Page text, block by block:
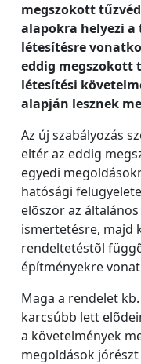
megszokott
alapokra helyezi a
létesítésre
eddig megszokott
létesítési
alapján lesznek
Az új szabályozás
eltér az eddig
egyedi
hatósági
elõször az
ismertetésre, majd
rendeltetéstõl
építményekre
Maga a rendelet
karcsúbb lett
a követelmények
megoldások